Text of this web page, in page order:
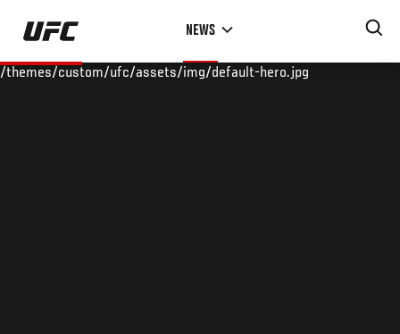
Skip
main
NEWS
/themes/custom/ufc/assets/img/default-hero.jpg